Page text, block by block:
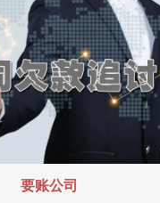
要账公司